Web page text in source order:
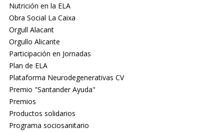
Nutrición en la ELA
Obra Social La Caixa
Orgull Alacant
Orgullo Alicante
Participación en Jornadas
Plan de ELA
Plataforma Neurodegenerativas CV
Premio "Santander Ayuda"
Premios
Productos solidarios
Programa sociosanitario